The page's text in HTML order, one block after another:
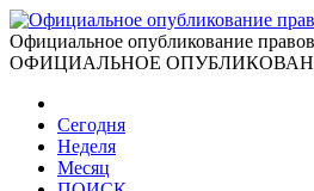
Официальное опубликование
ОФИЦИАЛЬНОЕ
Сегодня
Неделя
Месяц